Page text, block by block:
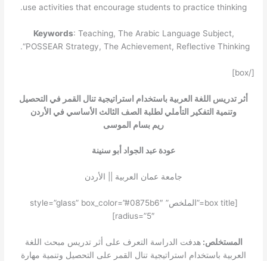
use activities that encourage students to practice thinking.
Keywords: Teaching, The Arabic Language Subject,
“POSSEAR Strategy, The Achievement, Reflective Thinking.
[/box]
أثر تدريس اللغة العربية باستخدام استراتيجية تنال القمر في التحصيل
وتنمية التفكير التأملي لطلبة الصف الثالث الأساسي في الأردن
ريم بسام الموسى
عودة عبد الجواد أبو سنينة
جامعة عمان العربية || الأردن
[box title=”الملخص” style=”glass” box_color=”#0875b6″
radius=”5″]
المستخلص:هدفت الدراسة التعرف على أثر تدريس مبحث اللغة
العربية باستخدام استراتيجية تنال القمر على التحصيل وتنمية مهارة